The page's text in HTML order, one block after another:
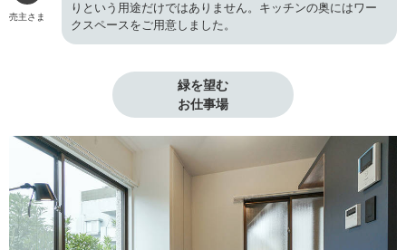
売主さま
りという用途だけではありません。キッチンの奥にはワー
クスペースをご用意しました。
緑を望む
お仕事場